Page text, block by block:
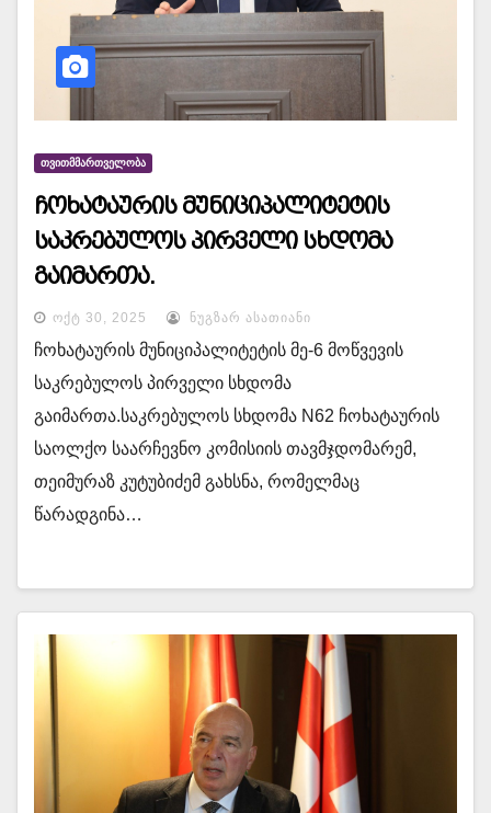
ᲗᲕᲘᲗᲛᲛᲐᲠᲗᲕᲔᲚᲝᲑᲐ
ჩოხატაურის მუნიციპალიტეტის
საკრებულოს პირველი სხდომა
გაიმართა.
ᲝᲥᲢ 30, 2025 ᲜᲣᲒᲖᲐᲠ ᲐᲡᲐᲗᲘᲐᲜᲘ
ჩოხატაურის მუნიციპალიტეტის მე-6 მოწვევის
საკრებულოს პირველი სხდომა
გაიმართა.საკრებულოს სხდომა N62 ჩოხატაურის
საოლქო საარჩევნო კომისიის თავმჯდომარემ,
თეიმურაზ კუტუბიძემ გახსნა, რომელმაც
წარადგინა…